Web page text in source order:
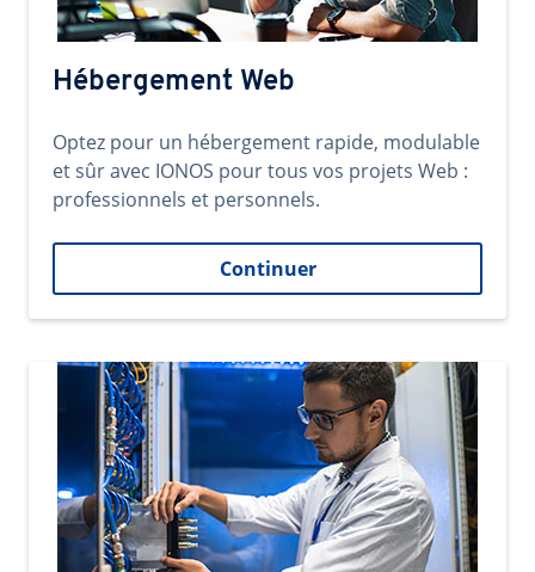
Hébergement Web
Optez pour un hébergement rapide, modulable
et sûr avec IONOS pour tous vos projets Web :
professionnels et personnels.
Continuer